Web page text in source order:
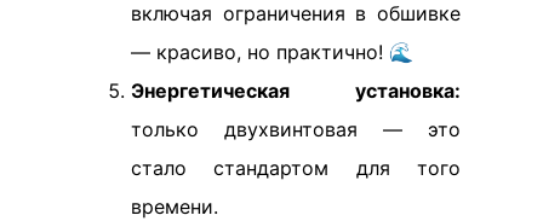
включая ограничения в обшивке
— красиво, но практично! 🌊
Энергетическая установка:
только двухвинтовая — это
стало стандартом для того
времени.